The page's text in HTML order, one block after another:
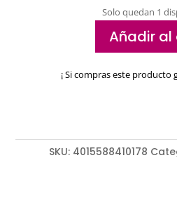
Solo quedan 1
eléctrico
Añadir al
¡ Si compras este producto
SKU: 4015588410178